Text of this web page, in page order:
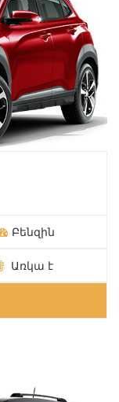
Բենզին
Առկա է